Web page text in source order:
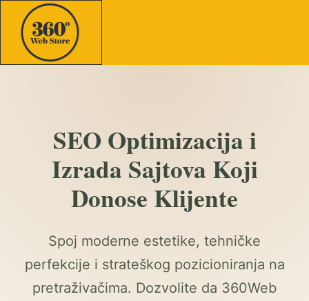
SEO Optimizacija i
Izrada Sajtova Koji
Donose Klijente
Spoj moderne estetike, tehničke
perfekcije i strateškog pozicioniranja na
pretraživačima. Dozvolite da 360Web